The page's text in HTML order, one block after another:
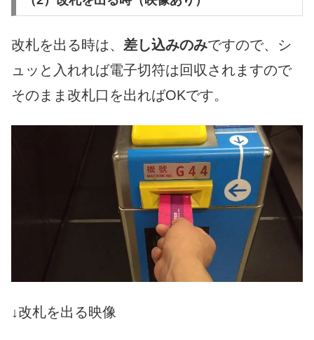
改札を出る時は、 差し込みのみですので、シ
ュッと入れれば電子切符は回収されますので
そのまま改札口を出ればOKです。
↓改札を出る映像